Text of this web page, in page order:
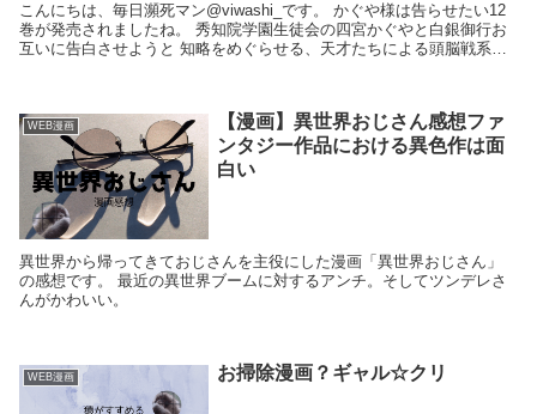
こんにちは、毎日瀕死マン@viwashi_です。 かぐや様は告らせたい12
巻が発売されましたね。 秀知院学園生徒会の四宮かぐやと白銀御行お
互いに告白させようと 知略をめぐらせる、天才たちによる頭脳戦系ラ
WEB漫画
【漫画】異世界おじさん感想ファ
ンタジー作品における異色作は面
白い
異世界から帰ってきておじさんを主役にした漫画「異世界おじさん」
の感想です。 最近の異世界ブームに対するアンチ。そしてツンデレさ
んがかわいい。
WEB漫画 お掃除漫画？ギャル☆クリ